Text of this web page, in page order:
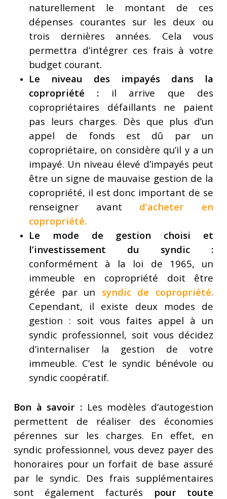
naturellement le montant de ces
dépenses courantes sur les deux ou
trois dernières années. Cela vous
permettra d’intégrer ces frais à votre
budget courant.
Le niveau des impayés dans la
copropriété : il arrive que des
copropriétaires défaillants ne paient
pas leurs charges. Dès que plus d’un
appel de fonds est dû par un
copropriétaire, on considère qu’il y a un
impayé. Un niveau élevé d’impayés peut
être un signe de mauvaise gestion de la
copropriété, il est donc important de se
renseigner avant d’acheter en
copropriété.
Le mode de gestion choisi et
l’investissement du syndic :
conformément à la loi de 1965, un
immeuble en copropriété doit être
gérée par un syndic de copropriété.
Cependant, il existe deux modes de
gestion : soit vous faites appel à un
syndic professionnel, soit vous décidez
d’internaliser la gestion de votre
immeuble. C’est le syndic bénévole ou
syndic coopératif.
Bon à savoir : Les modèles d’autogestion
permettent de réaliser des économies
pérennes sur les charges. En effet, en
syndic professionnel, vous devez payer des
honoraires pour un forfait de base assuré
par le syndic. Des frais supplémentaires
sont également facturés pour toute